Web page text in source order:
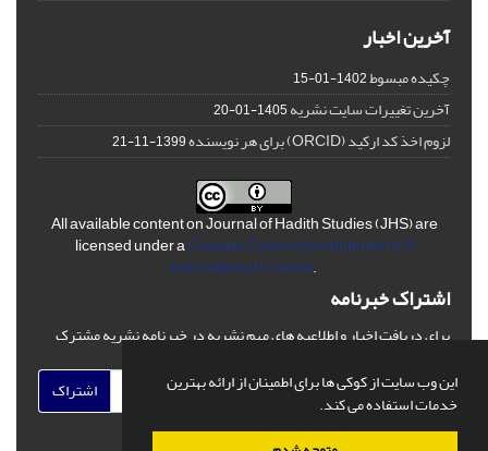
این وب سایت از کوکی ها برای اطمینان از ارائه بهترین
خدمات استفاده می کند.
آخرین اخبار
چکیده مبسوط1402-01-15
آخرین تغییرات سایت نشریه1405-01-20
لزوم اخذ کد ارکید (ORCID) برای هر نویسنده 1399-11-21
All available content on Journal of Hadith Studies (JHS) are
licensed under aCreative Commons Attribution 4.0
International License.
اشتراک خبرنامه
برای دریافت اخبار و اطلاعیه های مهم نشریه در خبرنامه نشریه مشترک
اشتراک